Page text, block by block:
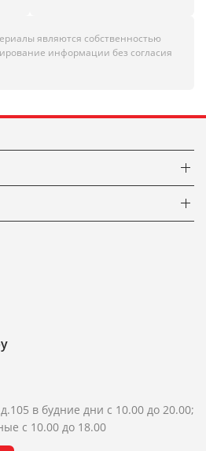
являются собственностью
информации без согласия
в будние дни с 10.00 до 20.00;
с 10.00 до 18.00